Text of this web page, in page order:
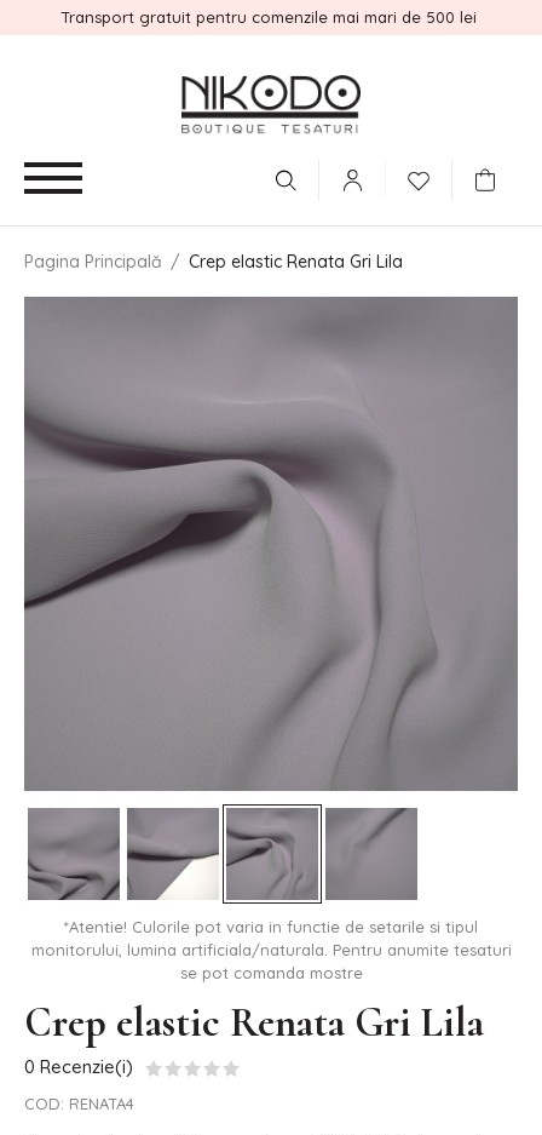
Transport gratuit pentru comenzile mai mari de 500 lei
Pagina Principală / Crep elastic Renata Gri Lila
*Atentie! Culorile pot varia in functie de setarile si tipul
monitorului, lumina artificiala/naturala. Pentru anumite tesaturi
se pot comanda mostre
Crep elastic Renata Gri Lila
0 Recenzie(i)
COD: RENATA4